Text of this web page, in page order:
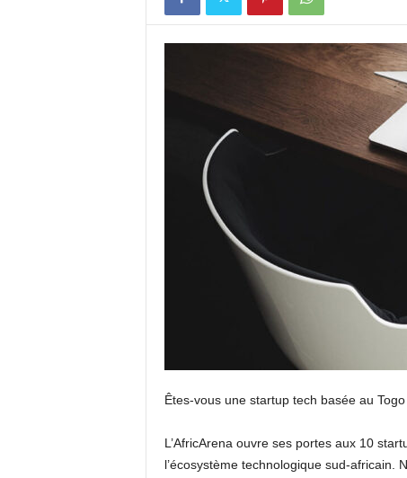
Êtes-vous une startup tech basée au
L’AfricArena ouvre ses portes aux 10
l’écosystème technologique sud-africain.